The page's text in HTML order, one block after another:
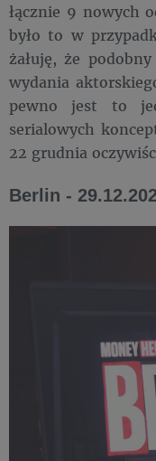
łącznie 9 nowych
było to w
żałuję, że
wydania
pewno jest to
serialowych
22 grudnia
Berlin -